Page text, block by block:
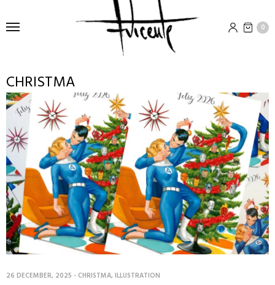
0
CHRISTMA
26 DECEMBER, 2025 - CHRISTMA,ILLUSTRATION